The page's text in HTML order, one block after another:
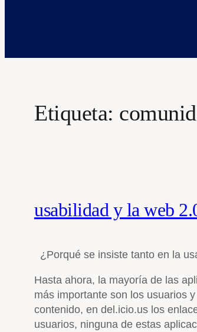
Etiqueta:
usabilidad y la web
¿Porqué se insiste tanto en la
Hasta ahora, la mayoría de las
más importante son los usuarios
contenido, en del.icio.us los
usuarios, ninguna de estas